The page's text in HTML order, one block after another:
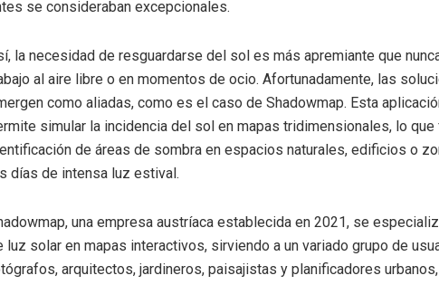
se consideraban excepcionales.
la necesidad de resguardarse del sol es más apremiante que
al aire libre o en momentos de ocio. Afortunadamente, las
como aliadas, como es el caso de Shadowmap. Esta
simular la incidencia del sol en mapas tridimensionales, lo
de áreas de sombra en espacios naturales, edificios o
días de intensa luz estival.
una empresa austríaca establecida en 2021, se
luz solar en mapas interactivos, sirviendo a un variado grupo de
arquitectos, jardineros, paisajistas y planificadores